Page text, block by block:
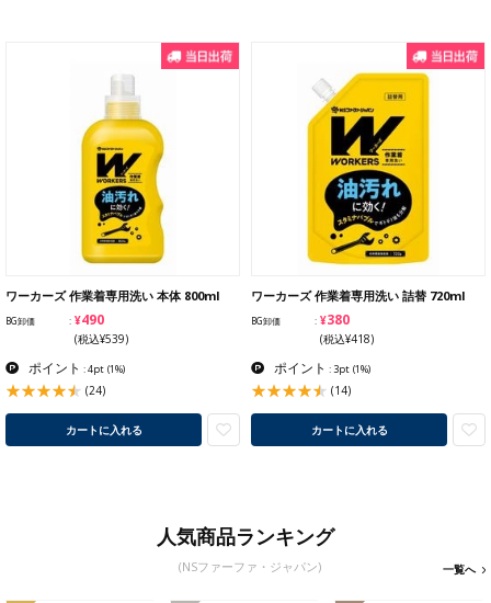
ワーカーズ 作業着専用洗い 本体 800ml
BG卸価 ¥490
(税込¥539)
ポイント : 4pt (1%)
(24)
カートに入れる
ワーカーズ 作業着専用洗い 詰替 720ml
BG卸価 ¥380
(税込¥418)
ポイント : 3pt (1%)
(14)
カートに入れる
人気商品ランキング
(NSファーファ・ジャパン) 一覧へ